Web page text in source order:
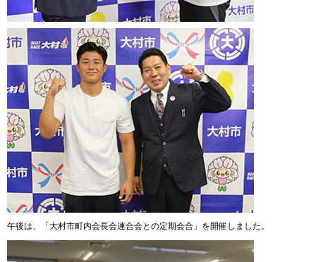
午後は、「大村市町内会長会連合会との定期会合」を開催しました。